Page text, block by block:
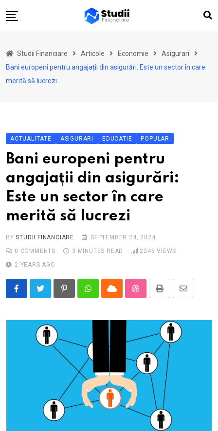
to
Actualitate
Investiții
Analize ASF
Studii Financiare Articole Economie
Asigurari
Bani europeni pentru angajații din asigurări: Este un sector în care
merită să lucrezi
ACTUALITATE ASIGURARI EDUCATIE POPULAR
Bani europeni pentru
angajații din asigurări:
Este un sector în care
merită să lucrezi
BYSTUDII FINANCIARE
SEPTEMBER 24, 2024
0 COMMENTS 3 MINUTES READ 2245 VIEWS
2 YEARS AGO
PinterestWhatsappCloud StumbleUpon
Print
Share
Email